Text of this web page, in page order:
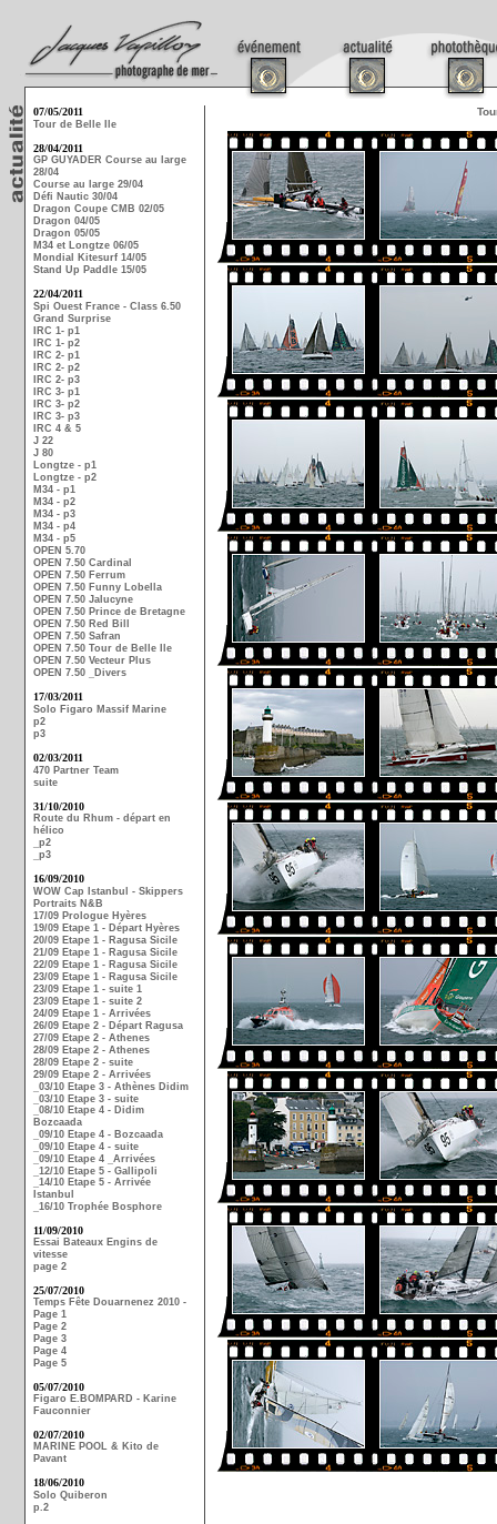
07/05/2011
Tour de Belle Ile
28/04/2011
GP GUYADER Course au large
28/04
Course au large 29/04
Défi Nautic 30/04
Dragon Coupe CMB 02/05
Dragon 04/05
Dragon 05/05
M34 et Longtze 06/05
Mondial Kitesurf 14/05
Stand Up Paddle 15/05
22/04/2011
Spi Ouest France - Class 6.50
Grand Surprise
IRC 1- p1
IRC 1- p2
IRC 2- p1
IRC 2- p2
IRC 2- p3
IRC 3- p1
IRC 3- p2
IRC 3- p3
IRC 4 & 5
J 22
J 80
Longtze - p1
Longtze - p2
M34 - p1
M34 - p2
M34 - p3
M34 - p4
M34 - p5
OPEN 5.70
OPEN 7.50 Cardinal
OPEN 7.50 Ferrum
OPEN 7.50 Funny Lobella
OPEN 7.50 Jalucyne
OPEN 7.50 Prince de Bretagne
OPEN 7.50 Red Bill
OPEN 7.50 Safran
OPEN 7.50 Tour de Belle Ile
OPEN 7.50 Vecteur Plus
OPEN 7.50 _Divers
17/03/2011
Solo Figaro Massif Marine
p2
p3
02/03/2011
470 Partner Team
suite
31/10/2010
Route du Rhum - départ en
hélico
_p2
_p3
16/09/2010
WOW Cap Istanbul - Skippers
Portraits N&B
17/09 Prologue Hyères
19/09 Etape 1 - Départ Hyères
20/09 Etape 1 - Ragusa Sicile
21/09 Etape 1 - Ragusa Sicile
22/09 Etape 1 - Ragusa Sicile
23/09 Etape 1 - Ragusa Sicile
23/09 Etape 1 - suite 1
23/09 Etape 1 - suite 2
24/09 Etape 1 - Arrivées
26/09 Etape 2 - Départ Ragusa
27/09 Etape 2 - Athenes
28/09 Etape 2 - Athenes
28/09 Etape 2 - suite
29/09 Etape 2 - Arrivées
_03/10 Etape 3 - Athènes Didim
_03/10 Etape 3 - suite
_08/10 Etape 4 - Didim
Bozcaada
_09/10 Etape 4 - Bozcaada
_09/10 Etape 4 - suite
_09/10 Etape 4 _Arrivées
_12/10 Etape 5 - Gallipoli
_14/10 Etape 5 - Arrivée
Istanbul
_16/10 Trophée Bosphore
11/09/2010
Essai Bateaux Engins de
vitesse
page 2
25/07/2010
Temps Fête Douarnenez 2010 -
Page 1
Page 2
Page 3
Page 4
Page 5
05/07/2010
Figaro E.BOMPARD - Karine
Fauconnier
02/07/2010
MARINE POOL & Kito de
Pavant
18/06/2010
Solo Quiberon
p.2